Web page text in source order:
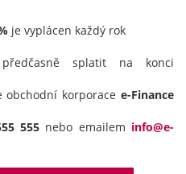
je vyplácen každý rok
splatit na konci
korporace e-Finance
555nebo emailem info@e-